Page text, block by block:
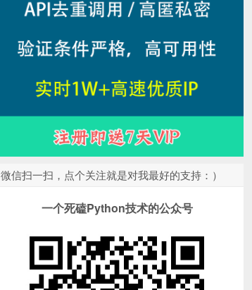
微信扫一扫，点个关注就是对我最好的支持：）
一个死磕Python技术的公众号